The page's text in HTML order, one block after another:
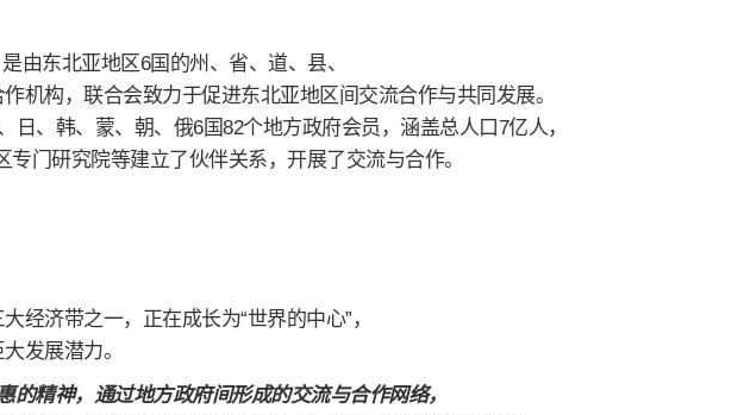
由东北亚地区6国的州、省、道、县、
机构，联合会致力于促进东北亚地区间交流合作与共同发展。
、韩、蒙、朝、俄6国82个地方政府会员，涵盖总人口7亿人，
门研究院等建立了伙伴关系，开展了交流与合作。
经济带之一，正在成长为“世界的中心”，
发展潜力。
精神，通过地方政府间形成的交流与合作网络，